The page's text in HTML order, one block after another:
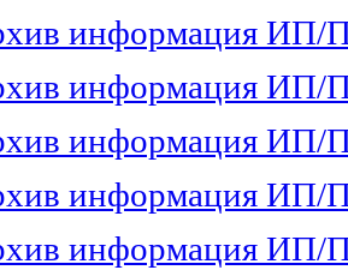
информация ИП/
информация ИП/
информация ИП/
информация ИП/
информация ИП/